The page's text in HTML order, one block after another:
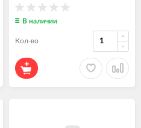
В наличии
Кол-во